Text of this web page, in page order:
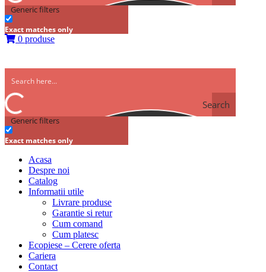
Generic filters
Exact matches only
0 produse
Search
Generic filters
Exact matches only
Acasa
Despre noi
Catalog
Informatii utile
Livrare produse
Garantie si retur
Cum comand
Cum platesc
Ecopiese – Cerere oferta
Cariera
Contact